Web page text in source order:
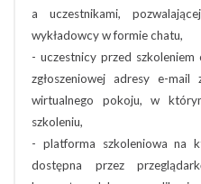
a uczestnikami,
wykładowcy w formie chatu,
- uczestnicy przed
zgłoszeniowej adresy e-
wirtualnego pokoju, w
szkoleniu,
- platforma szkoleniowa na
dostępna przez